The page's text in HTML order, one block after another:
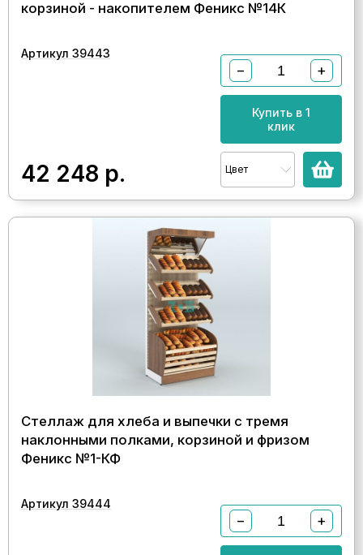
корзиной - накопителем Феникс №14К
Артикул 39443
42 248 р.
− +
Купить в 1
клик
Цвет
Стеллаж для хлеба и выпечки с тремя
наклонными полками, корзиной и фризом
Феникс №1-КФ
Артикул 39444
− +